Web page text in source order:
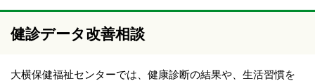
健診データ改善相談
大横保健福祉センターでは、健康診断の結果や、生活習慣を